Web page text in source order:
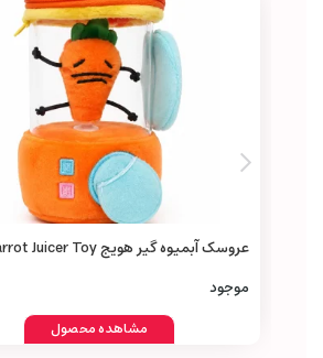
عروسک آبمیوه‌ گیر هویج Carrot Juicer Toy
موجود
مشاهده محصول